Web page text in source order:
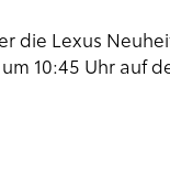
die Lexus
10:45 Uhr auf